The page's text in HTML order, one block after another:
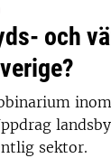
och
sektor.